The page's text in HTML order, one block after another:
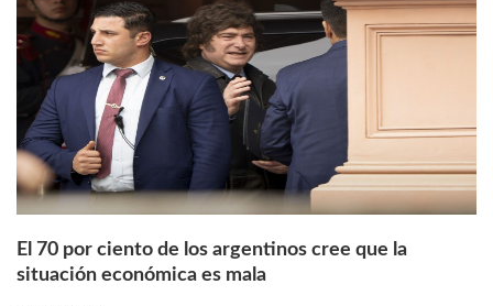
El 70 por ciento de los argentinos cree que la
situación económica es mala